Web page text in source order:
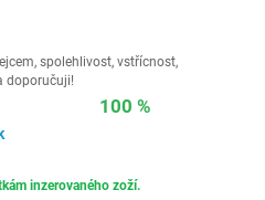
spolehlivost, vstřícnost,
doporučuji!
100 %
inzerovaného zoží.